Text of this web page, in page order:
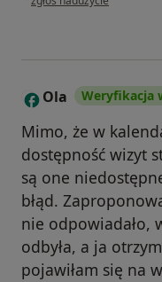
O Ola Weryfikacja
Mimo, że w
dostępność wizyt
są one
błąd.
nie odpowiadało,
odbyła, a ja
pojawiłam się na